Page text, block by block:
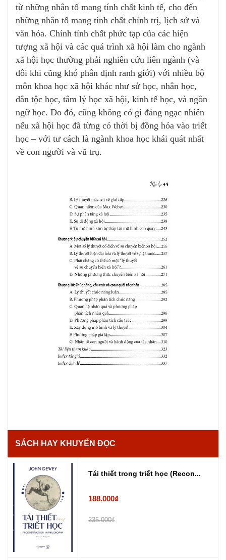
từ những nhân tố mang tính chất kinh tế, cho đến
những nhân tố mang tính chất chính trị, lịch sử và
văn hóa. Chính tính chất phức tạp của các hiện
tượng xã hội và các quá trình xã hội làm cho ngành
xã hội học thường phải nghiên cứu liên ngành (và
đôi khi cũng khó phân định ranh giới) với nhiều bộ
môn khoa học xã hội khác như sử học, nhân học,
dân tộc học, tâm lý học xã hội, kinh tế học, và ngôn
ngữ học. Do đó, cũng không có gì đáng ngạc nhiên
nếu xã hội học đã từng có thời bị đồng hóa vào triết
học – với tư cách là ngành khoa học khái quát nhất
về con người và vũ trụ.
SÁCH HAY KHUYẾN ĐỌC
Tái thiết trong triết học (Recon...
188.000₫
235.000₫